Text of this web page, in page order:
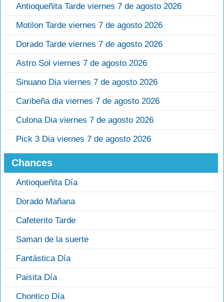
Antioqueñita Tarde viernes 7 de agosto 2026
Motilon Tarde viernes 7 de agosto 2026
Dorado Tarde viernes 7 de agosto 2026
Astro Sol viernes 7 de agosto 2026
Sinuano Dia viernes 7 de agosto 2026
Caribeña dia viernes 7 de agosto 2026
Culona Dia viernes 7 de agosto 2026
Pick 3 Dia viernes 7 de agosto 2026
Chances
Antioqueñita Día
Dorado Mañana
Cafeterito Tarde
Saman de la suerte
Fantástica Día
Paisita Día
Chontico Día